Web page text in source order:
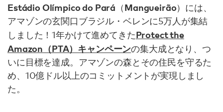
Estádio Olímpico do Pará （Mangueirão）には、
アマゾンの玄関口ブラジル・ベレンに5万人が集結
しました！1年かけて進めてきたProtect the
Amazon（PTA）キャンペーンの集大成となり、つ
いに目標を達成。アマゾンの森とその住民を守るた
め、10億ドル以上のコミットメントが実現しまし
た。